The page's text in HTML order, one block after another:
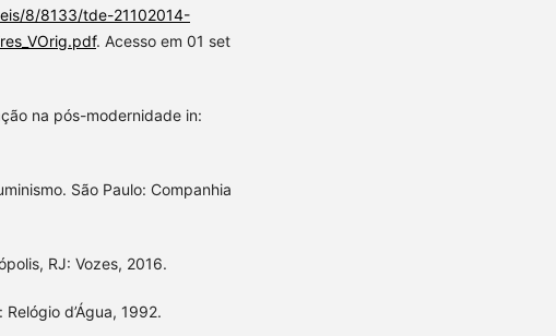
8/8133/tde-21102014-
. Acesso em 01 set
na pós-modernidade in:
São Paulo: Companhia
RJ: Vozes, 2016.
Relógio d’Água, 1992.